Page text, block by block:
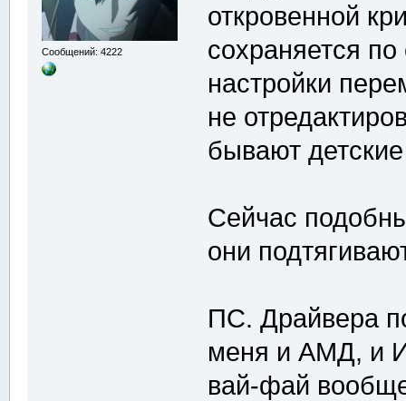
Сообщений: 4222
откровенной
сохраняется по
настройки
не
бывают
Сейчас
они
ПС. Драйвера
меня и АМД, и
вай-фай